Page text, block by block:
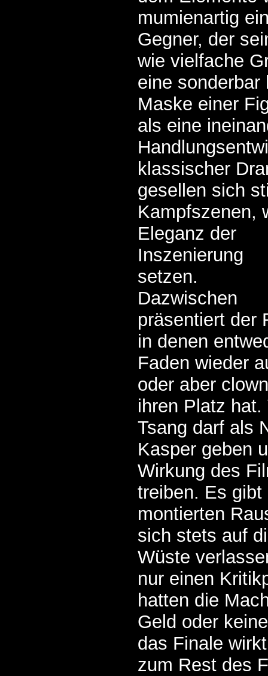
mumienartig
Gegner, der
wie vielfache
eine
Maske einer
als eine
klassischer
gesellen sich
Kampfszenen,
Eleganz der
Inszenierung
setzen.
Dazwischen
präsentiert der
in denen
Faden wieder
oder aber
ihren Platz
Tsang darf als
Kasper geben
Wirkung des
treiben. Es
montierten
sich stets auf
Wüste
nur einen
hatten die
Geld oder
das Finale
zum Rest des